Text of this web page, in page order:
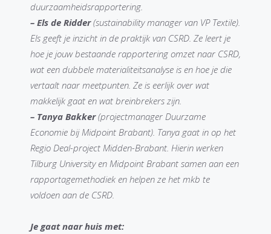
duurzaamheidsrapportering.
– Els de Ridder(sustainability manager van VP Textile).
Els geeft je inzicht in de praktijk van CSRD. Ze leert je
hoe je jouw bestaande rapportering omzet naar CSRD,
wat een dubbele materialiteitsanalyse is en hoe je die
vertaalt naar meetpunten. Ze is eerlijk over wat
makkelijk gaat en wat breinbrekers zijn.
– Tanya Bakker(projectmanager Duurzame
Economie bij Midpoint Brabant). Tanya gaat in op het
Regio Deal-project Midden-Brabant. Hierin werken
Tilburg University en Midpoint Brabant samen aan een
rapportagemethodiek en helpen ze het mkb te
voldoen aan de CSRD.
Je gaat naar huis met: